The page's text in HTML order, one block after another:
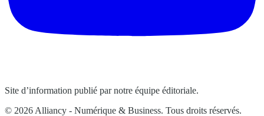
Site d’information publié par notre équipe éditoriale.
© 2026 Alliancy - Numérique & Business. Tous droits réservés.